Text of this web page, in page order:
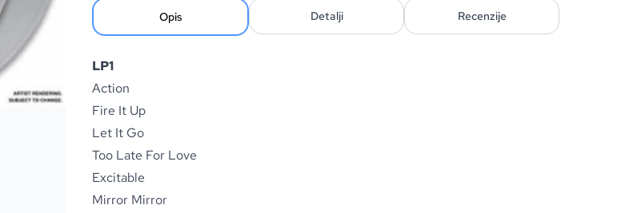
Opis Detalji Recenzije
LP1
Action
Fire It Up
Let It Go
Too Late For Love
Excitable
Mirror Mirror